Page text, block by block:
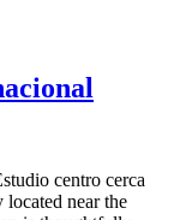
centro cerca
located near the